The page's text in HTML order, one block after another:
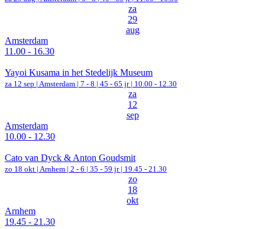
za
29
aug
Amsterdam
11.00 - 16.30
Yayoi Kusama in het Stedelijk Museum
za 12 sep | Amsterdam | 7 - 8 | 45 - 65 jr | 10.00 - 12.30
za
12
sep
Amsterdam
10.00 - 12.30
Cato van Dyck & Anton Goudsmit
zo 18 okt | Arnhem | 2 - 6 | 35 - 59 jr | 19.45 - 21.30
zo
18
okt
Arnhem
19.45 - 21.30